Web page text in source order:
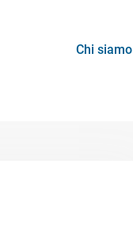
Chi siamo